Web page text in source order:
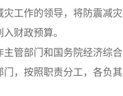
工作的领导，将防震减灾
财政预算。
管部门和国务院经济综合
，按照职责分工，各负其